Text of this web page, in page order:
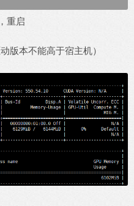
重启
版本不能高于宿主机）